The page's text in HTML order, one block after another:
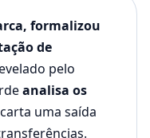
formalizou
de
pelo
analisa os
uma saída